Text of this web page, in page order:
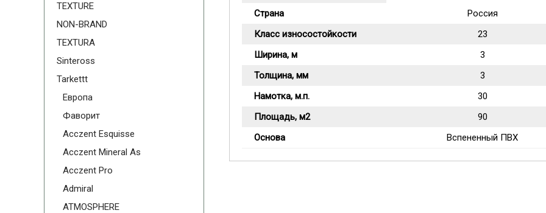
Страна
Россия
Класс износостойкости
23
Ширина, м
3
Толщина, мм
3
Намотка, м.п.
30
Площадь, м2
90
Основа
Вспененный ПВХ
TEXTURE
NON-BRAND
TEXTURA
Sinteross
Tarkettt
Европа
Фаворит
Acczent Esquisse
Acczent Mineral As
Acczent Pro
Admiral
ATMOSPHERE